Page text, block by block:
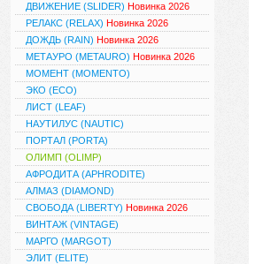
ДВИЖЕНИЕ (SLIDER) Новинка 2026
РЕЛАКС (RELAX) Новинка 2026
ДОЖДЬ (RAIN) Новинка 2026
МЕТАУРО (METAURO) Новинка 2026
МОМЕНТ (MOMENTO)
ЭКО (ECO)
ЛИСТ (LEAF)
НАУТИЛУС (NAUTIC)
ПОРТАЛ (PORTA)
ОЛИМП (OLIMP)
АФРОДИТА (APHRODITE)
АЛМАЗ (DIAMOND)
СВОБОДА (LIBERTY) Новинка 2026
ВИНТАЖ (VINTAGE)
МАРГО (MARGOT)
ЭЛИТ (ELITE)